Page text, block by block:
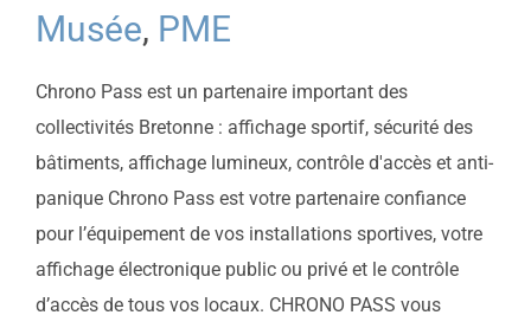
Musée, PME
Chrono Pass est un partenaire important des
collectivités Bretonne : affichage sportif, sécurité des
bâtiments, affichage lumineux, contrôle d'accès et anti-
panique Chrono Pass est votre partenaire confiance
pour l’équipement de vos installations sportives, votre
affichage électronique public ou privé et le contrôle
d’accès de tous vos locaux. CHRONO PASS vous